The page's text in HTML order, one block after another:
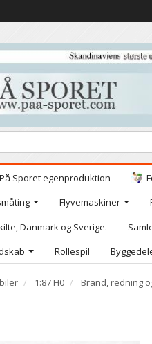
På Sporet egenproduktion
Flyvemaskiner
Danmark og Sverige.
Rollespil
1:87 H0 Brand, redning